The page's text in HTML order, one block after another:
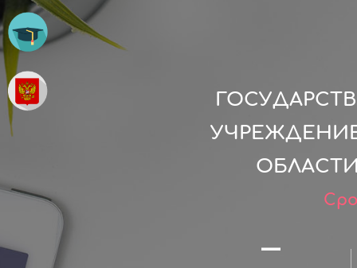
—